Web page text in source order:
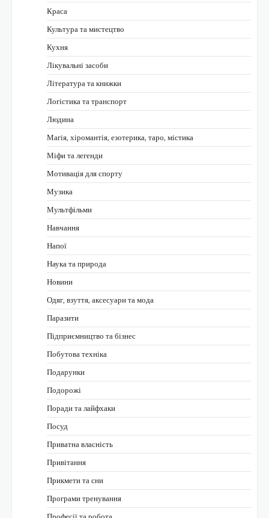
Краса
Культура та мистецтво
Кухня
Лікувальні засоби
Література та книжки
Логістика та транспорт
Людина
Магія, хіромантія, езотерика, таро, містика
Міфи та легенди
Мотивація для спорту
Музика
Мультфільми
Навчання
Напої
Наука та природа
Новини
Одяг, взуття, аксесуари та мода
Паразити
Підприємництво та бізнес
Побутова техніка
Подарунки
Подорожі
Поради та лайфхаки
Посуд
Приватна власність
Привітання
Прикмети та сни
Програми тренування